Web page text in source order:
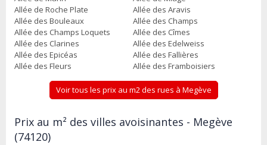
Allée de Roche Plate
Allée des Aravis
Allée des Bouleaux
Allée des Champs
Allée des Champs Loquets
Allée des Cîmes
Allée des Clarines
Allée des Edelweiss
Allée des Epicéas
Allée des Fallières
Allée des Fleurs
Allée des Framboisiers
Voir tous les prix au m2 des rues à Megève
Prix au m² des villes avoisinantes - Megève
(74120)